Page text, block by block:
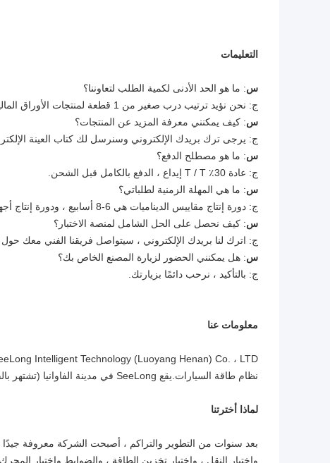
التعليمات
س: ما هو الحد الأدنى لكمية الطلب لتعاوننا؟
ج: نحن نؤيد ترتيب درب صغير من 1 قطعة لمنتجات الأوراق المالية.
س: كيف يمكنني معرفة المزيد عن المنتجات؟
ج: يرجى ترك بريدك الإلكتروني وسنرسل لك كتاب العينة
س: ما هو مصطلح الدفع؟
ج: عادة 30٪ T / T إيداع ، الدفع بالكامل قبل الشحن.
س: ما هي المهلة الزمنية لطلباتي؟
ج: دورة إنتاج مقاييس الديناميات هي 6-8 أسابيع ، ودورة إنتاج أجهزة الاستشعار هي 2-3 أسابيع ، والمنتجات الأخرى يرجى الاتصال بنا.
س: كيف نحصل على الحل الشامل لمنصة الاختبار؟
ج: اترك لنا بريدك الإلكتروني ، سيتواصل فريقنا الفني معك حول
س: هل يمكنني الحضور لزيارة المصنع الخاص بك؟
ج: بالتأكيد ، نرحب دائمًا بزيارتك.
معلومات عنا
نظام طاقة السيارات.يقع SeeLong في مدينة الفاوانيا (تشتهر بالفاوانيا) - لويانغ ، وهي أيضًا العاصمة القديمة لـ13 أسرة.
لماذا أخترتنا
بعد سنوات من التطوير والتراكم ، أصبحت الشركة معروفة
واختبار النقل ، واختبار تخزين الطاقة ، والضوابط واختبار